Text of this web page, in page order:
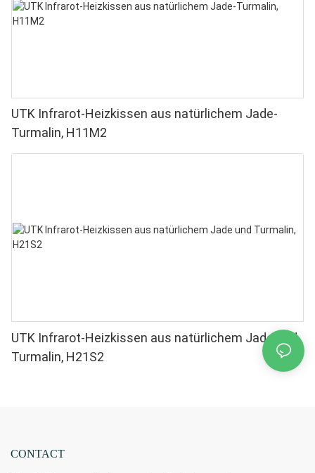
UTK Infrarot-Heizkissen aus natürlichem Jade-
Turmalin, H11M2
UTK Infrarot-Heizkissen aus natürlichem Jade und
Turmalin, H21S2
CONTACT